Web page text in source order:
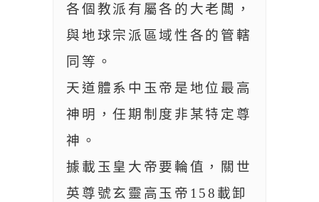
各個教派有屬各的大老闆，
與地球宗派區域性各的管轄
同等。
天道體系中玉帝是地位最高
神明，任期制度非某特定尊
神。
據載玉皇大帝要輪值，關世
英尊號玄靈高玉帝158載卸